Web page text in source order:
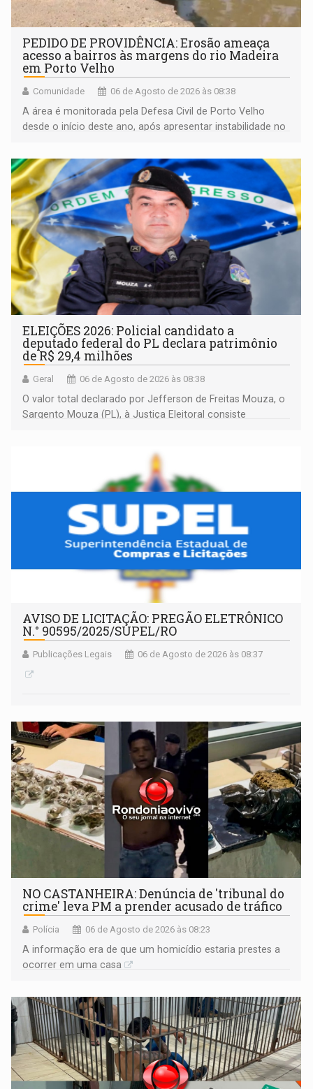
PEDIDO DE PROVIDÊNCIA: Erosão ameaça
acesso a bairros às margens do rio Madeira
em Porto Velho
Comunidade 06 de Agosto de 2026 às 08:38
A área é monitorada pela Defesa Civil de Porto Velho
desde o início deste ano, após apresentar instabilidade no
ELEIÇÕES 2026: Policial candidato a
deputado federal do PL declara patrimônio
de R$ 29,4 milhões
Geral 06 de Agosto de 2026 às 08:38
O valor total declarado por Jefferson de Freitas Mouza, o
Sargento Mouza (PL), à Justiça Eleitoral consiste
AVISO DE LICITAÇÃO: PREGÃO ELETRÔNICO
N.° 90595/2025/SUPEL/RO
Publicações Legais 06 de Agosto de 2026 às 08:37
NO CASTANHEIRA: ​Denúncia de 'tribunal do
crime' leva PM a prender acusado de tráfico
Polícia 06 de Agosto de 2026 às 08:23
A informação era de que um homicídio estaria prestes a
ocorrer em uma casa